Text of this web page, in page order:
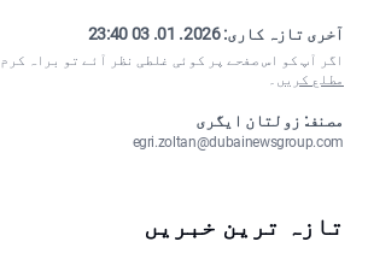
آخری تازہ کاری:2026. 01. 03 23:40
اگر آپ کو اس صفحے پر کوئی غلطی نظر آئے تو براہ کرم
مطلع کریں ۔
مصنف: زولتان ایگری
egri.zoltan@dubainewsgroup.com
تازہ ترین خبریں